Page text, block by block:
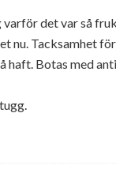
det var så
nu. Tacksamhet
haft. Botas med